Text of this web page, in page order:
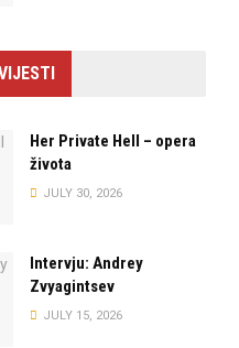
Her Private Hell – opera
života
JULY 30, 2026
Intervju: Andrey
Zvyagintsev
JULY 15, 2026